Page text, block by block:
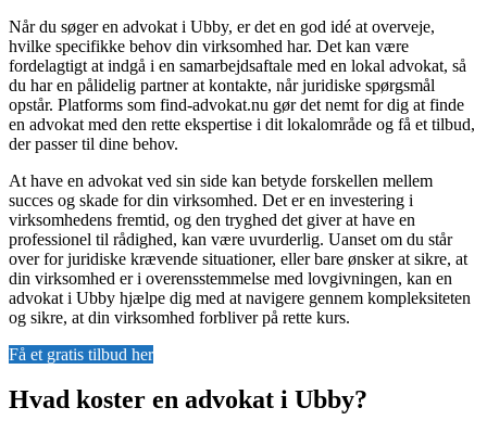
Når du søger en advokat i Ubby, er det en god idé at overveje,
hvilke specifikke behov din virksomhed har. Det kan være
fordelagtigt at indgå i en samarbejdsaftale med en lokal advokat, så
du har en pålidelig partner at kontakte, når juridiske spørgsmål
opstår. Platforms som find-advokat.nu gør det nemt for dig at finde
en advokat med den rette ekspertise i dit lokalområde og få et tilbud,
der passer til dine behov.
At have en advokat ved sin side kan betyde forskellen mellem
succes og skade for din virksomhed. Det er en investering i
virksomhedens fremtid, og den tryghed det giver at have en
professionel til rådighed, kan være uvurderlig. Uanset om du står
over for juridiske krævende situationer, eller bare ønsker at sikre, at
din virksomhed er i overensstemmelse med lovgivningen, kan en
advokat i Ubby hjælpe dig med at navigere gennem kompleksiteten
og sikre, at din virksomhed forbliver på rette kurs.
Få et gratis tilbud her
Hvad koster en advokat i Ubby?